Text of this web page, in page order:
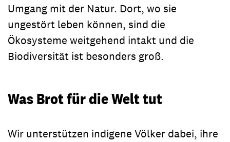
Umgang mit der Natur. Dort, wo sie
ungestört leben können, sind die
Ökosysteme weitgehend intakt und die
Biodiversität ist besonders groß.
Was Brot für die Welt tut
Wir unterstützen indigene Völker dabei, ihre